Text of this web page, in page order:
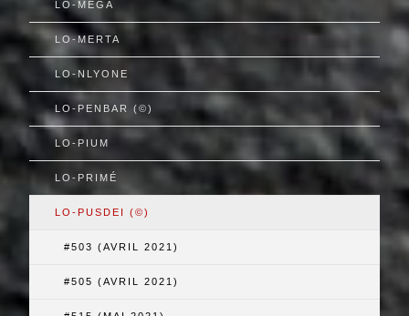
LO-MÉGA
LO-MERTA
LO-NLYONE
LO-PENBAR (©)
LO-PIUM
LO-PRIMÉ
LO-PUSDEI (©)
#503 (AVRIL 2021)
#505 (AVRIL 2021)